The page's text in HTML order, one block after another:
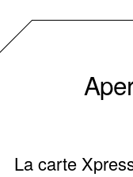
La carte